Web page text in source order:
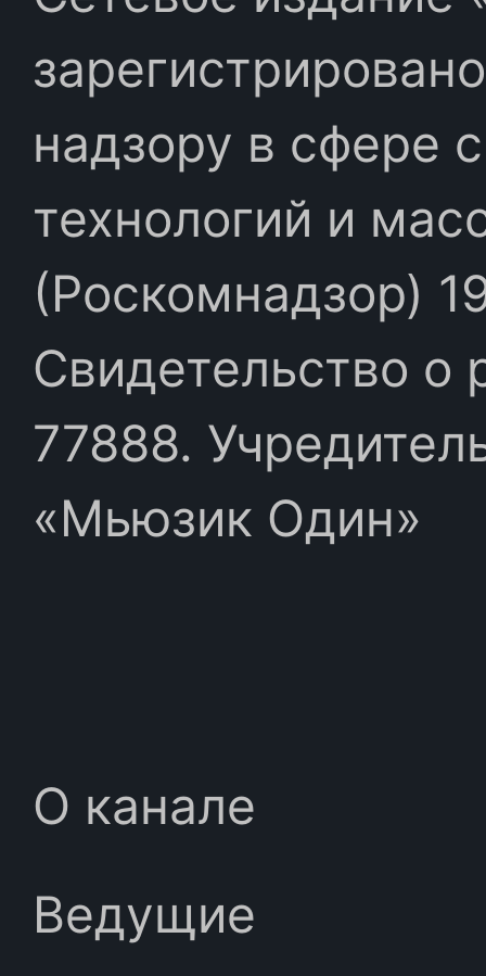
надзору в сфере
технологий и
(Роскомнадзор)
Свидетельство
77888.
«Мьюзик Один»
О канале
Ведущие